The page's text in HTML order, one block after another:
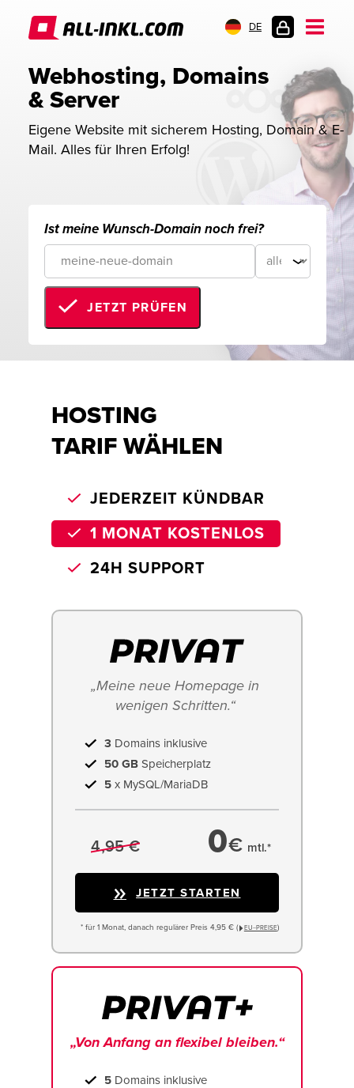
DE
Webhosting, Domains
& Server
Eigene Website mit sicherem Hosting, Domain & E-
Mail. Alles für Ihren Erfolg!
Ist meine Wunsch-Domain noch frei?
JETZT PRÜFEN
HOSTING
TARIF WÄHLEN
JEDERZEIT KÜNDBAR
1 MONAT KOSTENLOS
24H SUPPORT
„Meine neue Homepage in
wenigen Schritten.“
3 Domains inklusive
50 GB Speicherplatz
5 x MySQL/MariaDB
4,95 € 0€ mtl.*
JETZT STARTEN
* für 1 Monat, danach regulärer Preis 4,95 € ( EU−PREISE)
„Von Anfang an flexibel bleiben.“
5 Domains inklusive